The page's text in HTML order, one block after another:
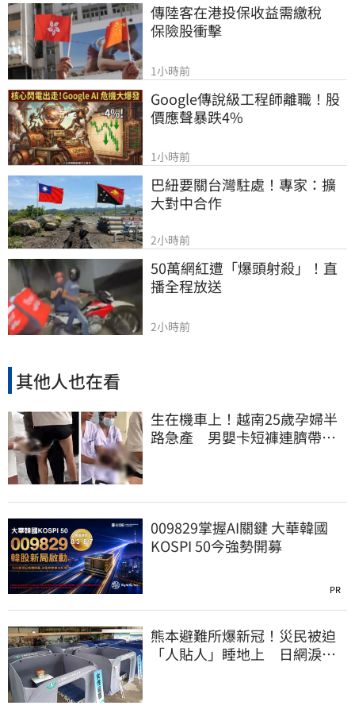
傳陸客在港投保收益需繳稅
保險股衝擊
1小時前
Google傳說級工程師離職！股
價應聲暴跌4%
1小時前
巴紐要關台灣駐處！專家：擴
大對中合作
2小時前
50萬網紅遭「爆頭射殺」！直
播全程放送
2小時前
其他人也在看
生在機車上！越南25歲孕婦半
路急產 男嬰卡短褲連臍帶奔
009829掌握AI關鍵 大華韓國
KOSPI 50今強勢開募
PR
熊本避難所爆新冠！災民被迫
「人貼人」睡地上 日網淚推